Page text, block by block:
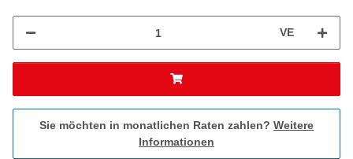
VE
Sie möchten in monatlichen Raten zahlen? Weitere
Informationen